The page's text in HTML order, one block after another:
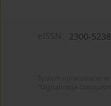
2300-5238